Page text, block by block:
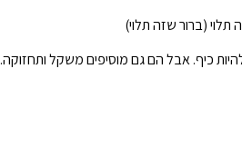
כיף. אבל הם גם מוסיפים משקל ותחזוקה.